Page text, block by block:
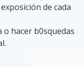
de cada
hacer b0squedas